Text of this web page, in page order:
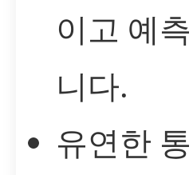
이고 예
니다.
유연한